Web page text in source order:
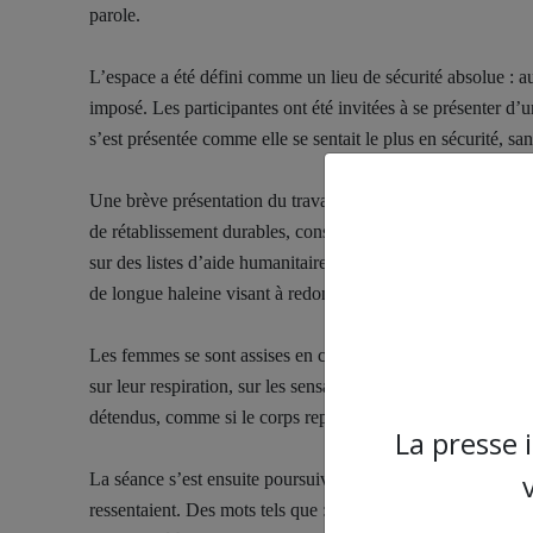
parole.
L’espace a été défini comme un lieu de sécurité absolue :
imposé. Les participantes ont été invitées à se présenter
s’est présentée comme elle se sentait le plus en sécurité,
Une brève présentation du travail de l’UJFP a ensuite été
de rétablissement durables, considérant la femme comme
sur des listes d’aide humanitaire. Il a été précisé que cet
de longue haleine visant à redonner toute sa valeur à la
Les femmes se sont assises en cercle ; les téléphones ont
sur leur respiration, sur les sensations du corps, sur
détendus, comme si le corps reprenait son souffle pour la
La séance s’est ensuite poursuivie en nommant la
ressentaient. Des mots tels que :
La